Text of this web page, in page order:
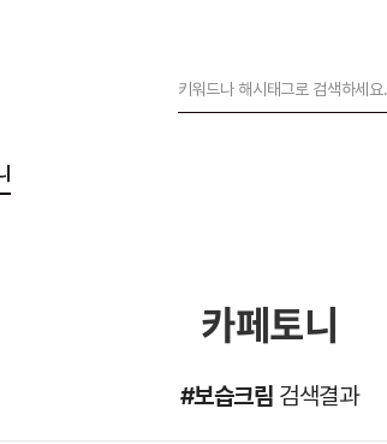
카페토니
#보습크림 검색결과